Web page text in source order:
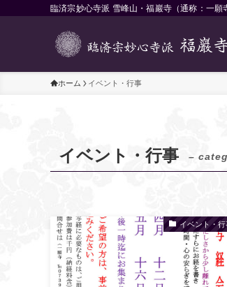
臨済宗妙心寺派 雪峰山・福巖寺（通称：一願
ホーム イベント・行事
イベント・行事 –
イベント・行